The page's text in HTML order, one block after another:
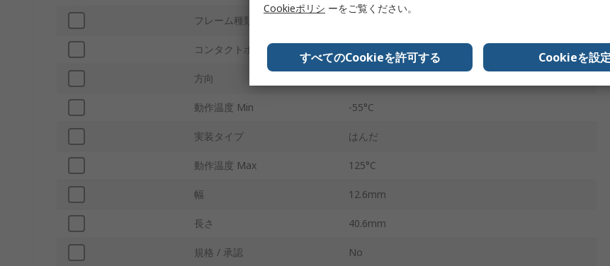
フレーム種類
コンタクトポイント材質
方向
動作温度 Min -55°C
実装タイプ はんだ
動作温度 Max 125°C
幅 12.6mm
長さ 40.6mm
規格 / 承認 No
Cookieポリシ ーをご覧ください。
すべてのCookieを許可する Cookieを設